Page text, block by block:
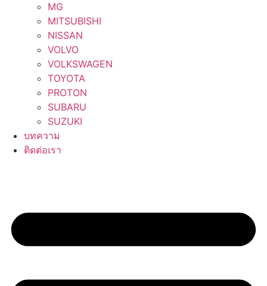
MG
MITSUBISHI
NISSAN
VOLVO
VOLKSWAGEN
TOYOTA
PROTON
SUBARU
SUZUKI
บทความ
ติดต่อเรา